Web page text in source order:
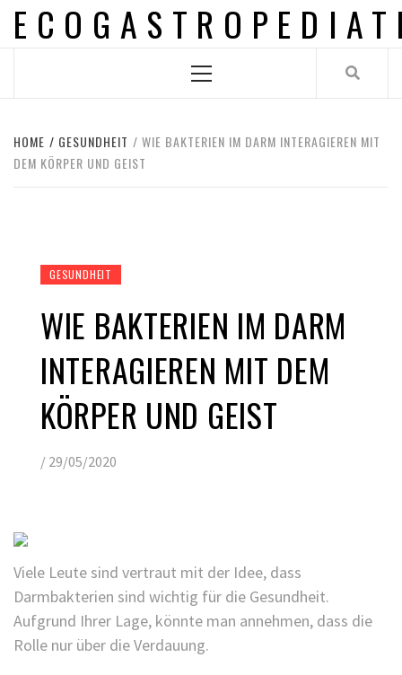
Skip
Menu
HOME GESUNDHEIT
WIE BAKTERIEN IM DARM INTERAGIEREN MIT
DEM KÖRPER UND GEIST
GESUNDHEIT
WIE BAKTERIEN IM DARM
INTERAGIEREN MIT DEM
KÖRPER UND GEIST
/ 29/05/2020
Viele Leute sind vertraut mit der Idee, dass
Darmbakterien sind wichtig für die Gesundheit.
Aufgrund Ihrer Lage, könnte man annehmen, dass die
Rolle nur über die Verdauung.